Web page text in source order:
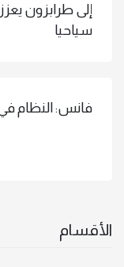
إلى طرابزون
سياحيا
فانس: النظام
الأقسام